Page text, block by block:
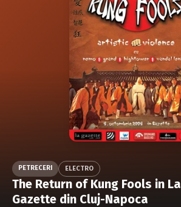
Caută în site...
PETRECERI ELECTRO
The Return of Kung Fools in La
Gazette din Cluj-Napoca